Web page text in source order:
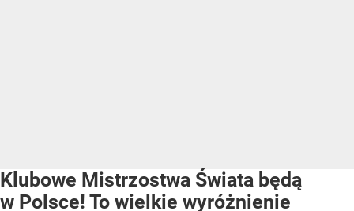
Klubowe Mistrzostwa Świata będą
w Polsce! To wielkie wyróżnienie